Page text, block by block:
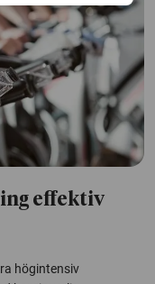
effektiv
högintensiv